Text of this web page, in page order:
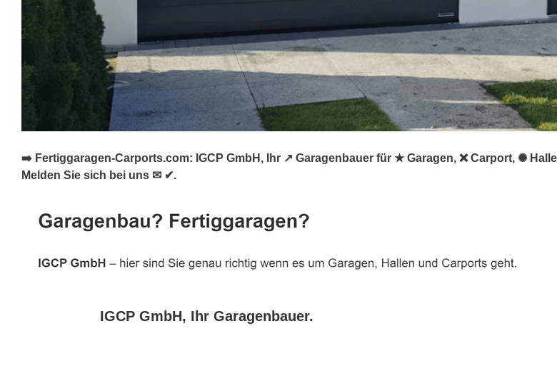
➡️ Fertiggaragen-Carports.com: IGCP GmbH, Ihr ↗️ Garagenbauer für ★ Garagen, ❌ Carport, ✺
Melden Sie sich bei uns ✉ ✔.
IGCP GmbH, Ihr Garagenbauer.